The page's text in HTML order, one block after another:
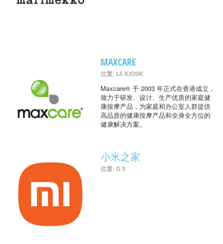
MAXCARE
位置: L5 KIOSK
Maxcare® 于 2003 年正式在香港成立，
致力于研发、设计、生产优质的家庭健
康按摩产品，为家庭和办公室人群提供
高品质的健康按摩产品和全身全方位的
健康解决方案。
小米之家
位置: G 3